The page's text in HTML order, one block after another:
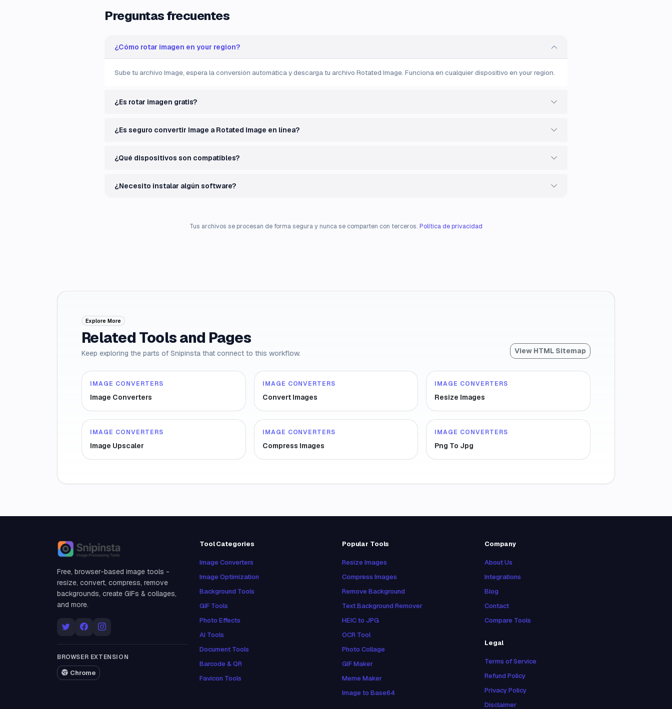
Preguntas frecuentes
¿Cómo rotar imagen en your region?
Sube tu archivo Image, espera la conversión automática y descarga tu archivo Rotated Image. Funciona en cualquier dispositivo en your region.
¿Es rotar imagen gratis?
¿Es seguro convertir Image a Rotated Image en línea?
¿Qué dispositivos son compatibles?
¿Necesito instalar algún software?
Tus archivos se procesan de forma segura y nunca se comparten con terceros. Política de privacidad
Explore More
Related Tools and Pages
Keep exploring the parts of Snipinsta that connect to this workflow. View HTML Sitemap
IMAGE CONVERTERS
Image Converters
IMAGE CONVERTERS
Convert Images
IMAGE CONVERTERS
Resize Images
IMAGE CONVERTERS
Image Upscaler
IMAGE CONVERTERS
Compress Images
IMAGE CONVERTERS
Png To Jpg
Snipinsta
Free, browser-based image tools -
resize, convert, compress, remove
backgrounds, create GIFs & collages,
and more.
BROWSER EXTENSION
Chrome
Tool Categories
Image Converters
Image Optimization
Background Tools
GIF Tools
Photo Effects
AI Tools
Document Tools
Barcode & QR
Favicon Tools
Popular Tools
Resize Images
Compress Images
Remove Background
Text Background Remover
HEIC to JPG
OCR Tool
Photo Collage
GIF Maker
Meme Maker
Image to Base64
Company
About Us
Integrations
Blog
Contact
Compare Tools
Legal
Terms of Service
Refund Policy
Privacy Policy
Disclaimer